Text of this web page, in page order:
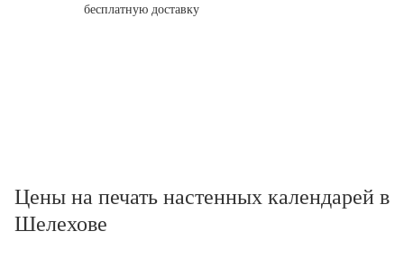
бесплатную доставку
Цены на печать настенных календарей в
Шелехове